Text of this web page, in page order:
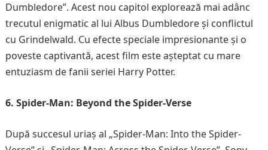
Dumbledore”. Acest nou capitol explorează mai adânc
trecutul enigmatic al lui Albus Dumbledore și conflictul
cu Grindelwald. Cu efecte speciale impresionante și o
poveste captivantă, acest film este așteptat cu mare
entuziasm de fanii seriei Harry Potter.
6. Spider-Man: Beyond the Spider-Verse
După succesul uriaș al „Spider-Man: Into the Spider-